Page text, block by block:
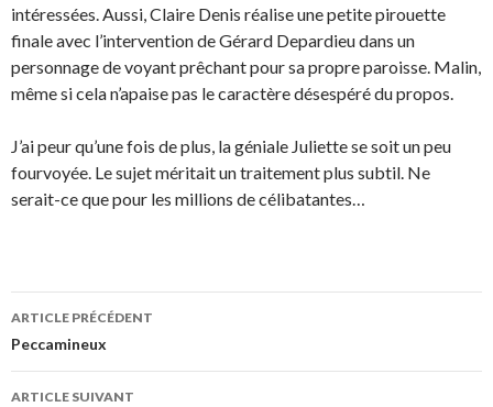
intéressées. Aussi, Claire Denis réalise une petite pirouette
finale avec l’intervention de Gérard Depardieu dans un
personnage de voyant prêchant pour sa propre paroisse. Malin,
même si cela n’apaise pas le caractère désespéré du propos.
J’ai peur qu’une fois de plus, la géniale Juliette se soit un peu
fourvoyée. Le sujet méritait un traitement plus subtil. Ne
serait-ce que pour les millions de célibatantes…
Navigation
des
articles
ARTICLE PRÉCÉDENT
Peccamineux
ARTICLE SUIVANT